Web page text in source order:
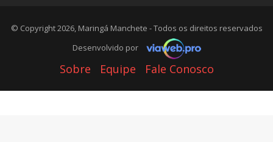
© Copyright 2026, Maringá Manchete - Todos os direitos reservados
Desenvolvido por
Sobre Equipe Fale Conosco